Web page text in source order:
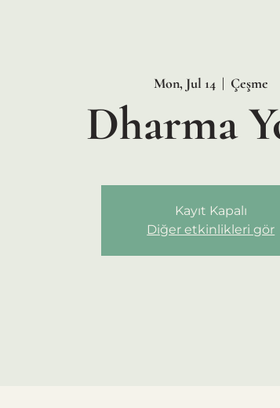
Mon, Jul 14
  |
Çeşme
Dharma
Kayıt Kapalı
Diğer etkinlikleri gör